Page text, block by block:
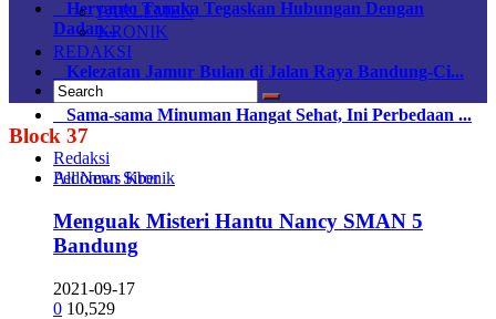
Heryanto Tanaka Tegaskan Hubungan Dengan
Dadan...
Kelezatan Jamur Bulan di Jalan Raya Bandung-Ci...
Sama-sama Minuman Hangat Sehat, Ini Perbedaan ...
Redaksi
Pedoman Siber
PARLEMEN
KRONIK
REDAKSI
Block 37
All News Kronik
Menguak Misteri Hantu Nancy SMAN 5
Bandung
2021-09-17
0 10,529